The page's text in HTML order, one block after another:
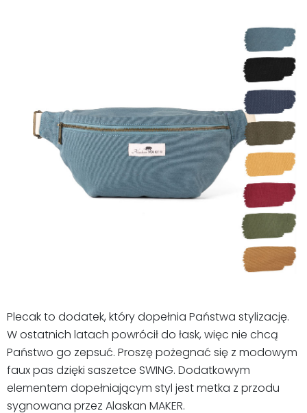
Plecak to dodatek, który dopełnia Państwa stylizację.
W ostatnich latach powrócił do łask, więc nie chcą
Państwo go zepsuć. Proszę pożegnać się z modowym
faux pas dzięki saszetce SWING. Dodatkowym
elementem dopełniającym styl jest metka z przodu
sygnowana przez Alaskan MAKER.